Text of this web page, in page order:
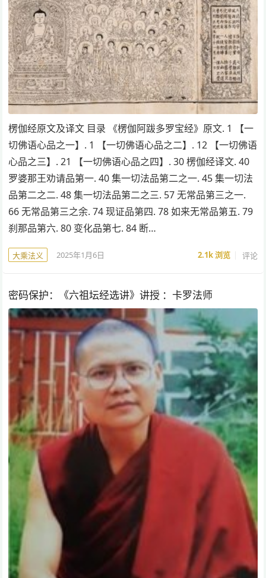
楞伽经原文及译文 目录 《楞伽阿跋多罗宝经》原文. 1 【一
切佛语心品之一】. 1 【一切佛语心品之二】. 12 【一切佛语
心品之三】. 21 【一切佛语心品之四】. 30 楞伽经译文. 40
罗婆那王劝请品第一. 40 集一切法品第二之一. 45 集一切法
品第二之二. 48 集一切法品第二之三. 57 无常品第三之一.
66 无常品第三之余. 74 现证品第四. 78 如来无常品第五. 79
刹那品第六. 80 变化品第七. 84 断…
大乘法义 2025年1月6日 2.1k浏览 评论
密码保护：《六祖坛经选讲》讲授 ：卡罗法师